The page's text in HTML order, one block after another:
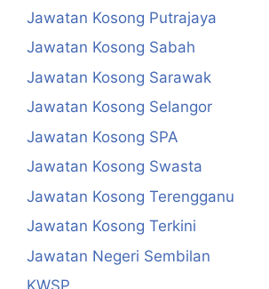
Jawatan Kosong Putrajaya
Jawatan Kosong Sabah
Jawatan Kosong Sarawak
Jawatan Kosong Selangor
Jawatan Kosong SPA
Jawatan Kosong Swasta
Jawatan Kosong Terengganu
Jawatan Kosong Terkini
Jawatan Negeri Sembilan